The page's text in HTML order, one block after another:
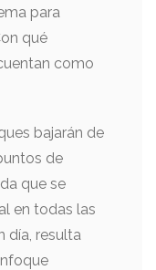
para
qué
como
bajarán de
de
que se
en todas las
día, resulta